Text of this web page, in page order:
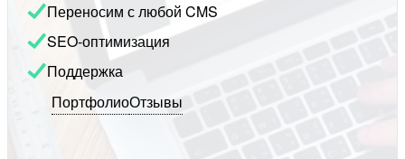
Переносим с любой CMS
SEO-оптимизация
Поддержка
ПортфолиоОтзывы